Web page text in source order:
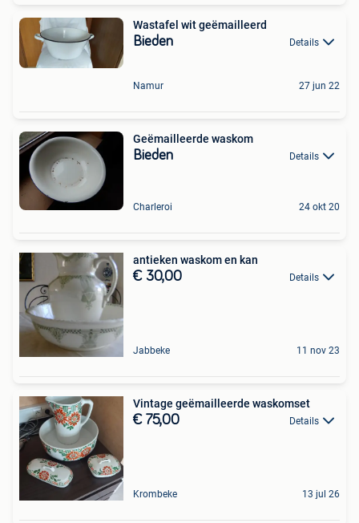
Wastafel wit geëmailleerd
Bieden Details
Namur 27 jun 22
Geëmailleerde waskom
Bieden Details
Charleroi 24 okt 20
antieken waskom en kan
€ 30,00 Details
Jabbeke 11 nov 23
Vintage geëmailleerde waskomset
€ 75,00 Details
Krombeke 13 jul 26